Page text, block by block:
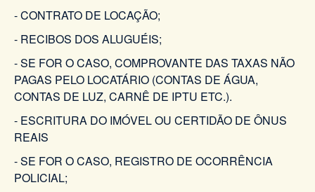
- CONTRATO DE LOCAÇÃO;
- RECIBOS DOS ALUGUÉIS;
- SE FOR O CASO, COMPROVANTE DAS TAXAS NÃO
PAGAS PELO LOCATÁRIO (CONTAS DE ÁGUA,
CONTAS DE LUZ, CARNÊ DE IPTU ETC.).
- ESCRITURA DO IMÓVEL OU CERTIDÃO DE ÔNUS
REAIS
- SE FOR O CASO, REGISTRO DE OCORRÊNCIA
POLICIAL;